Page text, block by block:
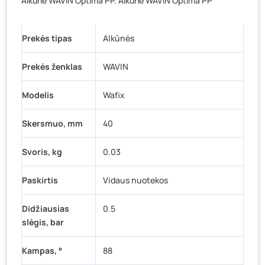
K. Donelaičio g. 17, Rokiškis
Šaltupės g. 64, Zarasai- 0 vienetų
Prekės tipas Alkūnės
Prekės ženklas WAVIN
Modelis Wafix
Skersmuo, mm 40
Svoris, kg 0.03
Paskirtis Vidaus nuotekos
Didžiausias
slėgis, bar
0.5
Kampas, ° 88